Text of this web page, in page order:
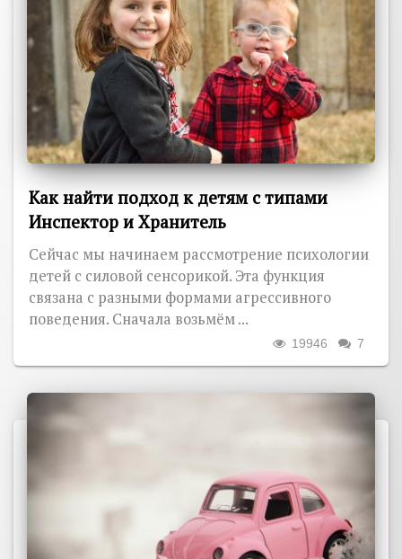
Как найти подход к детям с типами
Инспектор и Хранитель
Сейчас мы начинаем рассмотрение психологии
детей с силовой сенсорикой. Эта функция
связана с разными формами агрессивного
поведения. Сначала возьмём ...
7
19946